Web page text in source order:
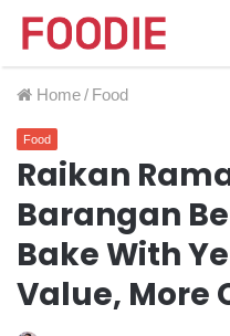
Home/ Food
Food
Raikan
Barangan
Bake With
Value, More